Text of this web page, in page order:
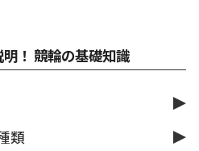
！ 競輪の基礎知識
類